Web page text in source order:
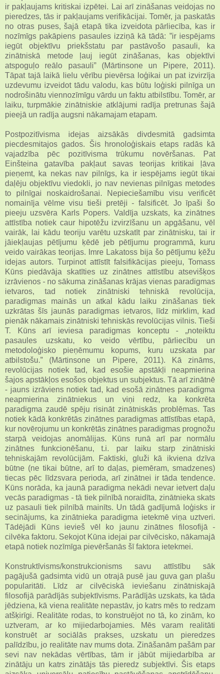
ir pakļaujams kritiskai izpētei. Lai arī zināšanas veidojas no
pieredzes, tās ir pakļaujams verifikācijai. Tomēr, ja paskatās
no otras puses, šajā etapā tika izveidota pārliecība, kas ir
nozīmīgs pakāpiens pasaules izziņā kā tādā: ”ir iespējams
iegūt objektīvu priekšstatu par pastāvošo pasauli, ka
zinātniskā metode ļauj iegūt zināšanas, kas objektīvi
atspoguļo reālo pasauli” (Mārtinsone un Pipere, 2011).
Tāpat tajā laikā lielu vērību pievērsa loģikai un pat izvirzīja
uzdevumu izveidot tādu valodu, kas būtu loģiski pilnīga un
nodrošinātu viennozīmīgu vārdu un faktu atbilstību. Tomēr, ar
laiku, turpmākie zinātniskie atklājumi radīja pretrunas šajā
pieejā un radīja augsni nākamajam etapam.
Postpozitīvisma idejas aizsākās divdesmitā gadsimta
piecdesmitajos gados. Šis hronoloģiskais etaps radās kā
vajadzība pēc pozitīvisma trūkumu novēršanas. Pat
Einšteina gatavība pakļaut savas teorijas kritikai ļāva
pieņemt, ka nekas nav pilnīgs, ka ir iespējams iegūt tikai
daļēju objektīvu viedokli, jo nav nevienas pilnīgas metodes
to pilnīgai noskaidrošanai. Nepieciešamību visu verificēt
nomainīja vēlme visu tieši pretēji - falsificēt. Jo īpaši šo
pieeju uzsvēra Karls Popers. Valdīja uzskats, ka zinātnes
attīstība notiek caur hipotēžu izvirzīšanu un apgāšanu, vēl
vairāk, lai kādu teoriju varētu uzskatīt par zinātnisku, tai ir
jāiekļaujas pētījumu ķēdē jeb pētījumu programmā, kuru
veido vairākas teorijas. Imre Lakatoss bija šo pētījumu ķēžu
idejas autors. Turpinot attīstīt falsifikācijas pieeju, Tomass
Kūns piedāvāja skatīties uz zinātnes attīstību atsevišķos
izrāvienos - no sākuma zināšanas krājas vienas paradigmas
ietvaros, tad notiek zinātniski tehniskā revolūcija,
paradigmas mainās un atkal kādu laiku zināšanas tiek
uzkrātas šīs jaunās paradigmas ietvaros, līdz mirklim, kad
pienāk nākamais zinātniski tehniskās revolūcijas vilnis. Tieši
T. Kūns arī ieviesa paradigmas konceptu - „noteiktu
pasaules uzskatu, ko veido vērtību, pārliecību un
metodoloģisko pieņēmumu kopums, kuru uzskata par
atbilstošu.” (Mārtinsone un Pipere, 2011). Kā zināms,
revolūcijas notiek tad, kad esošie apstākļi neapmierina
šajos apstākļos esošos objektus un subjektus. Tā arī zinātnē
- jauns izrāviens notiek tad, kad esošā zinātnes paradigma
neapmierina zinātniekus un viņi redz, ka konkrēta
paradigma zaudē spēju risināt zinātniskās problēmas. Tas
notiek kādā konkrētās zinātnes paradigmas attīstības etapā,
kur novērojumu un konkrētās zinātnes paradigmas prognožu
starpā veidojas anomālijas. Kūns runā arī par normālu
zinātnes funkcionēšanu, t.i. par laiku starp zinātniski
tehniskajām revolūcijām. Faktiski, gluži kā ikviena dzīva
būtne (ne tikai būtne, arī to daļas, piemēram, smadzenes)
tiecas pēc līdzsvara perioda, arī zinātnei ir tāda tendence.
Kūns norāda, ka jaunā paradigma nekādi nevar ietvert daļu
vecās paradigmas - tā tiek pilnībā noraidīta, zinātnieka skats
uz pasauli tiek pilnībā mainīts. Un tādā gadījumā loģisks ir
secinājums, ka zinātnieka paradigma ietekmē viņa uztveri.
Tādējādi Kūns ievieš vēl ko jaunu zinātnes filosofijā -
cilvēka faktoru. Sekojot Kūna idejai par cilvēcisko, nākamajā
etapā notiek nozīmīga pievēršanās šī faktora ietekmei.
Konstruktīvisms/konstrukcionisms savu attīstību sāk
pagājušā gadsimta vidū un otrajā pusē jau guva gan plašu
popularitāti. Līdz ar cilvēciskā ieviešanu zinātniskajā
filosofijā parādījās subjektīvisms. Parādījās uzskats, ka tāda
jēdziena, kā viena realitāte nepastāv, jo katrs mēs to redzam
atšķirīgi. Realitāte rodas, to konstruējot no tā, ko zinām, ko
uztveram, ar ko mijiedarbojamies. Mēs varam realitāti
konstruēt ar sociālās prakses, uzskatu un pieredzes
palīdzību, jo realitāte nav mums dota. Zināšanām pašām par
sevi nav nekādas vērtības, tām ir jābūt mijiedarbība ar
zinātāju un katrs zinātājs tās pieredz subjektīvi. Šis etaps